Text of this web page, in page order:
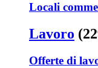
Locali
Lavoro
Offerte di